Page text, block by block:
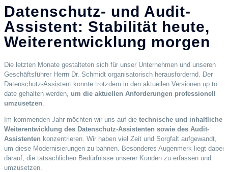
Datenschutz- und Audit-
Assistent: Stabilität heute,
Weiterentwicklung morgen
Die letzten Monate gestalteten sich für unser Unternehmen und unseren
Geschäftsführer Herrn Dr. Schmidt organisatorisch herausfordernd. Der
Datenschutz-Assistent konnte trotzdem in den aktuellen Versionen up to
date gehalten werden, um die aktuellen Anforderungen professionell
umzusetzen
Im kommenden Jahr möchten wir uns auf die technische und inhaltliche
Weiterentwicklung des Datenschutz-Assistenten sowie des Audit-
Assistenten konzentrieren. Wir haben viel Zeit und Sorgfalt aufgewandt,
um diese Modernisierungen zu bahnen. Besonderes Augenmerk liegt dabei
darauf, die tatsächlichen Bedürfnisse unserer Kunden zu erfassen und
umzusetzen.